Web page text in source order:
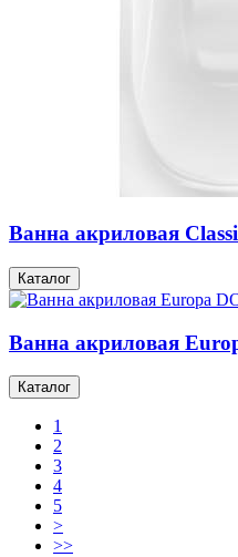
Ванна акриловая
Каталог
Ванна акриловая
Каталог
1
2
3
4
5
>
>>